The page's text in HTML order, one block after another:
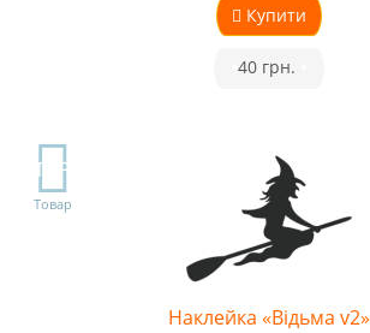
Купити
40 грн.
TOP
Товар
Наклейка «Відьма v2»